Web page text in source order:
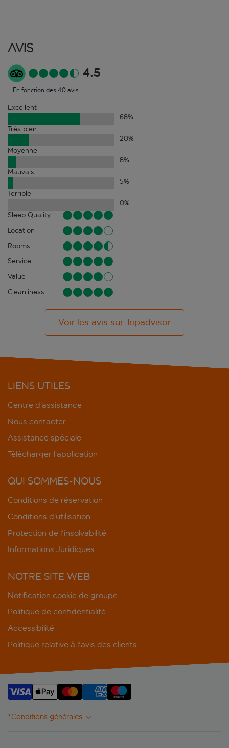
Avis
4.5
En fonction des 40 avis
Excellent
68%
Très bien
20%
Moyenne
8%
Mauvais
5%
Terrible
0%
Sleep Quality
Location
Rooms
Service
Value
Cleanliness
Voir les avis sur Tripadvisor
LIENS UTILES
Centre d’assistance
Nous contacter
Assistance spéciale
Télécharger l’application
QUI SOMMES-NOUS
Conditions de réservation
Conditions d’utilisation
Protection de l'insolvabilité
Informations Juridiques
NOTRE SITE WEB
Notification cookie de groupe
Politique de confidentialité
Accessibilité
Politique relative à l'avis des clients
*Conditions générales